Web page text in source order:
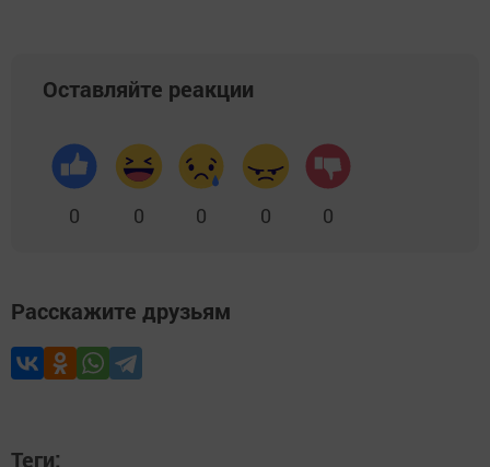
Оставляйте реакции
0 0 0 0 0
Расскажите друзьям
Теги: